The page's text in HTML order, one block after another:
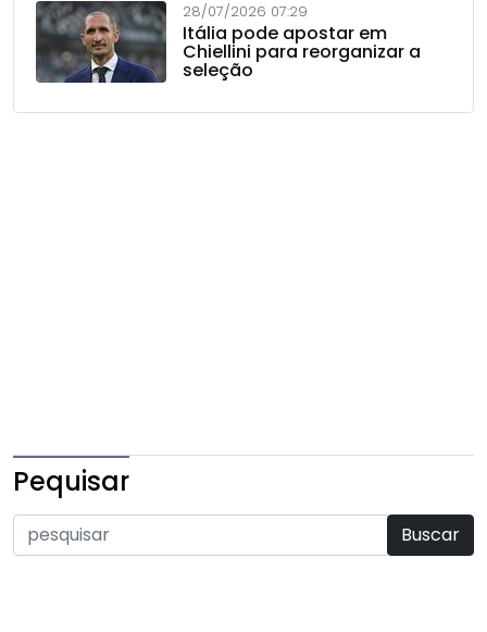
28/07/2026 07:29
Itália pode apostar em
Chiellini para reorganizar a
seleção
Pequisar